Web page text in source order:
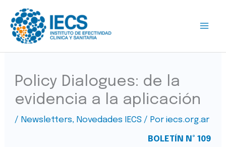
contenido
Policy Dialogues: de la
evidencia a la aplicación
/ Newsletters, Novedades IECS / Poriecs.org.ar
BOLETÍN N° 109